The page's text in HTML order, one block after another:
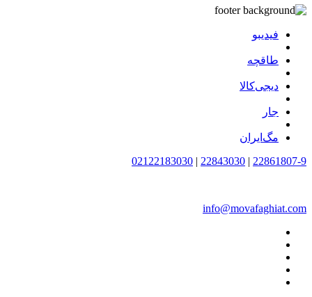
فیدیبو
طاقچه
دیجی‌کالا
جار
مگ‌ایران
22861807-9
|
22843030
|
02122183030
info@movafaghiat.com